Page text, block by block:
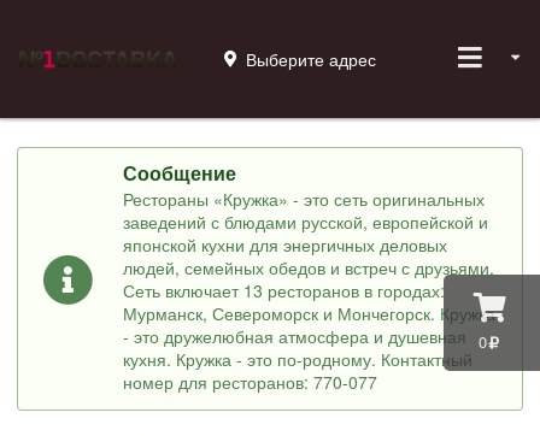
0
Выберите адрес
Сообщение
Рестораны «Кружка» - это сеть оригинальных
заведений с блюдами русской, европейской и
японской кухни для энергичных деловых
людей, семейных обедов и встреч с друзьями.
Сеть включает 13 ресторанов в городах:
Мурманск, Североморск и Мончегорск. Кружка
- это дружелюбная атмосфера и душевная
кухня. Кружка - это по-родному. Контактный
номер для ресторанов: 770-077